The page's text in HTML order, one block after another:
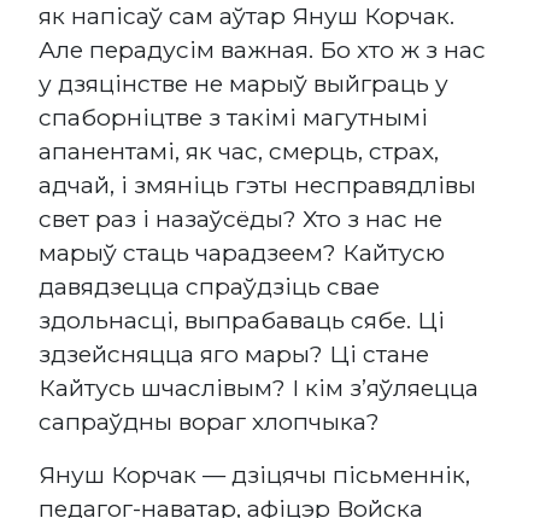
як напісаў сам аўтар Януш Корчак.
Але перадусім важная. Бо хто ж з нас
у дзяцінстве не марыў выйграць у
спаборніцтве з такімі магутнымі
апанентамі, як час, смерць, страх,
адчай, і змяніць гэты несправядлівы
свет раз і назаўсёды? Хто з нас не
марыў стаць чарадзеем? Кайтусю
давядзецца спраўдзіць свае
здольнасці, выпрабаваць сябе. Ці
здзейсняцца яго мары? Ці стане
Кайтусь шчаслівым? І кім з’яўляецца
сапраўдны вораг хлопчыка?
Януш Корчак — дзіцячы пісьменнік,
педагог-наватар, афіцэр Войска